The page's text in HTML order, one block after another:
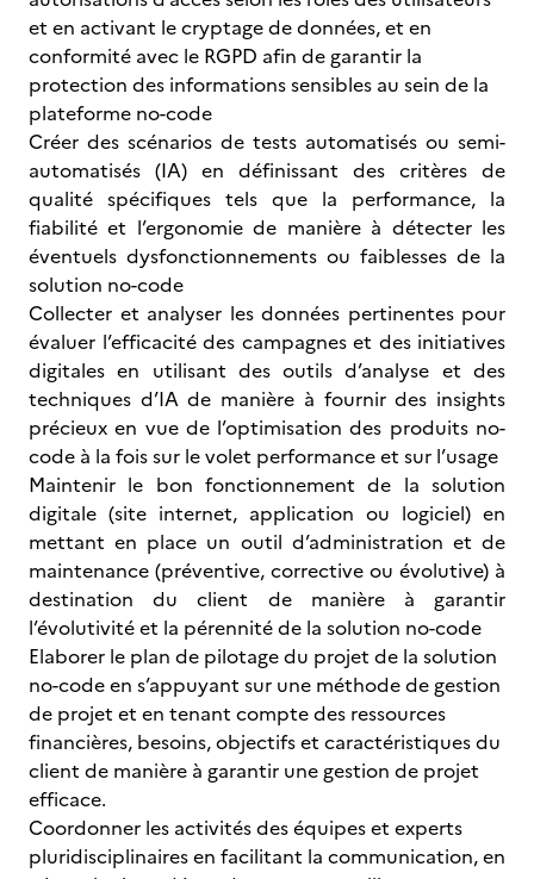
et en activant le cryptage de données, et en
conformité avec le RGPD afin de garantir la
protection des informations sensibles au sein de la
plateforme no-code
Créer des scénarios de tests automatisés ou semi-
automatisés (IA) en définissant des critères de
qualité spécifiques tels que la performance, la
fiabilité et l’ergonomie de manière à détecter les
éventuels dysfonctionnements ou faiblesses de la
solution no-code
Collecter et analyser les données pertinentes pour
évaluer l’efficacité des campagnes et des initiatives
digitales en utilisant des outils d’analyse et des
techniques d’IA de manière à fournir des insights
précieux en vue de l’optimisation des produits no-
code à la fois sur le volet performance et sur l’usage
Maintenir le bon fonctionnement de la solution
digitale (site internet, application ou logiciel) en
mettant en place un outil d’administration et de
maintenance (préventive, corrective ou évolutive) à
destination du client de manière à garantir
l’évolutivité et la pérennité de la solution no-code
Elaborer le plan de pilotage du projet de la solution
no-code en s’appuyant sur une méthode de gestion
de projet et en tenant compte des ressources
financières, besoins, objectifs et caractéristiques du
client de manière à garantir une gestion de projet
efficace.
Coordonner les activités des équipes et experts
pluridisciplinaires en facilitant la communication, en